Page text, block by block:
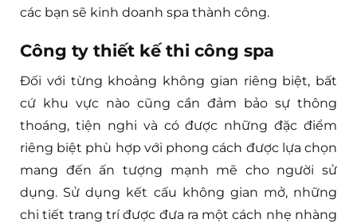
các bạn sẽ kinh doanh spa thành công.
Công ty thiết kế thi công spa
Đối với từng khoảng không gian riêng biệt, bất
cứ khu vực nào cũng cần đảm bảo sự thông
thoáng, tiện nghi và có được những đặc điểm
riêng biệt phù hợp với phong cách được lựa chọn
mang đến ấn tượng mạnh mẽ cho người sử
dụng. Sử dụng kết cấu không gian mở, những
chi tiết trang trí được đưa ra một cách nhẹ nhàng